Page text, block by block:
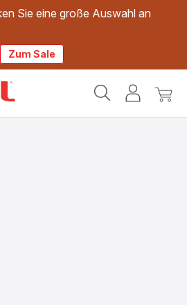
Sie eine große Auswahl an
Zum Sale
Mein
Mein